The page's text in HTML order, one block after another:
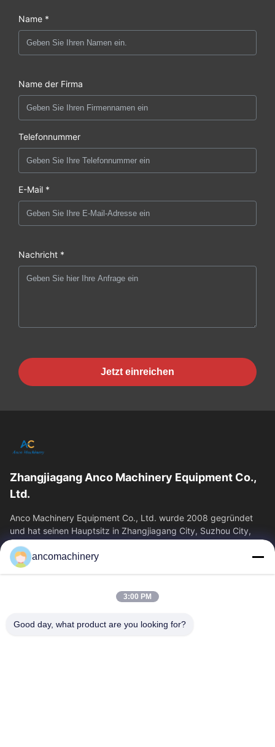
Name *
Name der Firma
Telefonnummer
E-Mail *
Nachricht *
Jetzt einreichen
Zhangjiagang Anco Machinery Equipment Co.,
Ltd.
Anco Machinery Equipment Co., Ltd. wurde 2008 gegründet
und hat seinen Hauptsitz in Zhangjiagang City, Suzhou City,
Provinz Jiangsu. Es ist ein...
Schnelllinks
Über Uns
Fabrik Tour
Qualitätskontrolle
ancomachinery
3:00 PM
Good day, what product are you looking for?